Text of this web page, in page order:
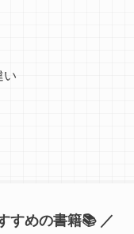
い
すめの書籍📚 ／